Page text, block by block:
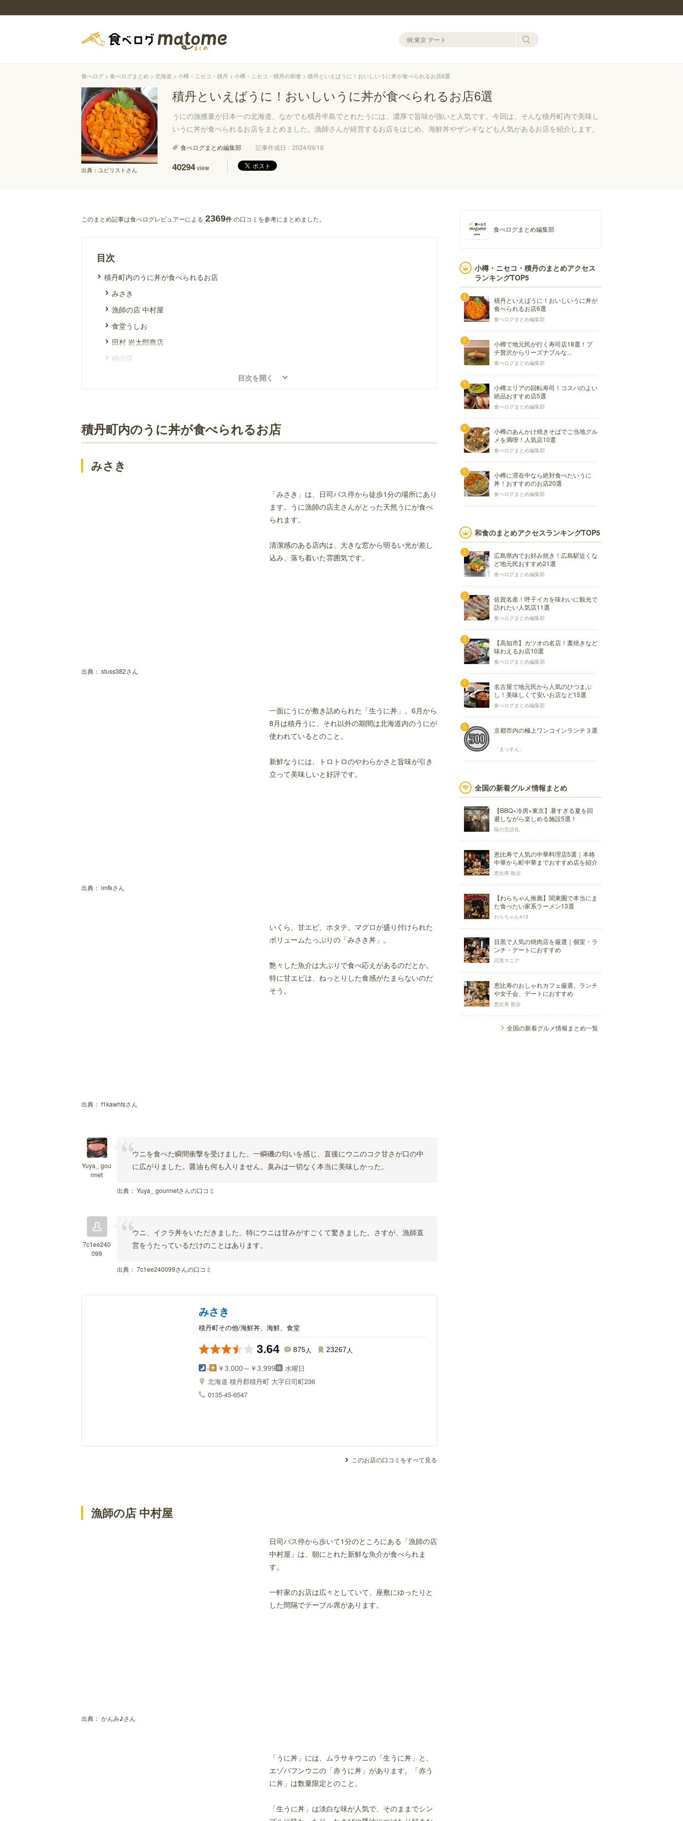
食べログ 食べログまとめ 北海道 小樽・ニセコ・積丹 小樽・ニセコ・積丹の和食 積丹といえばうに！おいしいうに丼が食べられるお店6選
出典： ユピリストさん
積丹といえばうに！おいしいうに丼が食べられるお店6選
うにの漁獲量が日本一の北海道。なかでも積丹半島でとれたうには、濃厚で旨味が強いと人気です。今回は、そんな積丹町内で美味し
いうに丼が食べられるお店をまとめました。漁師さんが経営するお店をはじめ、海鮮丼やザンギなども人気があるお店を紹介します。
食べログまとめ編集部 記事作成日：2024/09/18
40294view
このまとめ記事は食べログレビュアーによる 2369件 の口コミを参考にまとめました。
目次
積丹町内のうに丼が食べられるお店
みさき
漁師の店 中村屋
食堂うしお
田村 岩太郎商店
純の店
目次を開く
積丹町内のうに丼が食べられるお店
みさき
出典： stuss382さん
「みさき」は、日司バス停から徒歩1分の場所にあり
ます。うに漁師の店主さんがとった天然うにが食べ
られます。
清潔感のある店内は、大きな窓から明るい光が差し
込み、落ち着いた雰囲気です。
出典： imfkさん
一面にうにが敷き詰められた「生うに丼」。6月から
8月は積丹うに、それ以外の期間は北海道内のうにが
使われているとのこと。
新鮮なうには、トロトロのやわらかさと旨味が引き
立って美味しいと好評です。
出典： f1kawhtsさん
いくら、甘エビ、ホタテ、マグロが盛り付けられた
ボリュームたっぷりの「みさき丼」。
艶々した魚介は大ぶりで食べ応えがあるのだとか。
特に甘エビは、ねっとりした食感がたまらないのだ
そう。
Yuya_ gou
rmet
ウニを食べた瞬間衝撃を受けました。一瞬磯の匂いを感じ、直後にウニのコク甘さが口の中
に広がりました。醤油も何も入りません。臭みは一切なく本当に美味しかった。
出典： Yuya_ gourmetさんの口コミ
7c1ee240
099
ウニ、イクラ丼をいただきました。特にウニは甘みがすごくて驚きました。さすが、漁師直
営をうたっているだけのことはあります。
出典： 7c1ee240099さんの口コミ
みさき
積丹町その他/海鮮丼、海鮮、食堂
3.64 875人 23267 人
- ￥3,000～￥3,999
水曜日
北海道 積丹郡積丹町 大字日司町236
0135-45-6547
このお店の口コミをすべて見る
漁師の店 中村屋
出典： かんみ♪さん
日司バス停から歩いて1分のところにある「漁師の店
中村屋」は、朝にとれた新鮮な魚介が食べられま
す。
一軒家のお店は広々としていて、座敷にゆったりと
した間隔でテーブル席があります。
「うに丼」には、ムラサキウニの「生うに丼」と、
エゾバフンウニの「赤うに丼」があります。「赤う
に丼」は数量限定とのこと。
「生うに丼」は淡白な味が人気で、そのままでシン
食べログまとめ編集部
小樽・ニセコ・積丹のまとめアクセス
ランキングTOP5
積丹といえばうに！おいしいうに丼が
食べられるお店6選
食べログまとめ編集部
小樽で地元民が行く寿司店18選！プ
チ贅沢からリーズナブルな...
食べログまとめ編集部
小樽エリアの回転寿司！コスパのよい
絶品おすすめ店5選
食べログまとめ編集部
小樽のあんかけ焼きそばでご当地グル
メを満喫！人気店10選
食べログまとめ編集部
小樽に滞在中なら絶対食べたいうに
丼！おすすめのお店20選
食べログまとめ編集部
和食のまとめアクセスランキングTOP5
広島県内でお好み焼き！広島駅近くな
ど地元民おすすめ21選
食べログまとめ編集部
佐賀名産！呼子イカを味わいに観光で
訪れたい人気店11選
食べログまとめ編集部
【高知市】カツオの名店！藁焼きなど
味わえるお店10選
食べログまとめ編集部
名古屋で地元民から人気のひつまぶ
し！美味しくて安いお店など15選
食べログまとめ編集部
京都市内の極上ワンコインランチ３選
「まっすん」
全国の新着グルメ情報まとめ
【BBQ×冷房×東京】暑すぎる夏を回
避しながら楽しめる施設5選！
味の言語化
恵比寿で人気の中華料理店5選｜本格
中華から町中華までおすすめ店を紹介
恵比寿 散歩
【わらちゃん推薦】関東圏で本当にま
た食べたい家系ラーメン13選
わらちゃん410
目黒で人気の焼肉店を厳選｜個室・ラ
ンチ・デートにおすすめ
目黒マニア
恵比寿のおしゃれカフェ厳選。ランチ
や女子会、デートにおすすめ
恵比寿 散歩
全国の新着グルメ情報まとめ一覧